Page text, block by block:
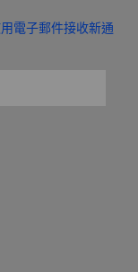
電子郵件接收新通